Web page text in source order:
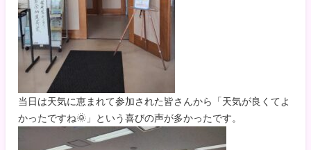
当日は天気に恵まれて参加された皆さんから「天気が良くてよ
かったですね🌞」という喜びの声が多かったです。